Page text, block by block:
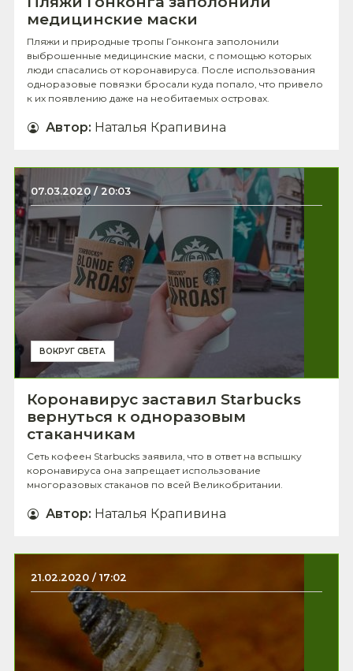
медицинские маски
Пляжи и природные тропы Гонконга заполонили
выброшенные медицинские маски, с помощью которых
люди спасались от коронавируса. После использования
одноразовые повязки бросали куда попало, что привело
к их появлению даже на необитаемых островах.
Автор: Наталья Крапивина
07.03.2020 / 20:03
ВОКРУГ СВЕТА
Коронавирус заставил Starbucks
вернуться к одноразовым
стаканчикам
Сеть кофеен Starbucks заявила, что в ответ на вспышку
коронавируса она запрещает использование
многоразовых стаканов по всей Великобритании.
Автор: Наталья Крапивина
21.02.2020 / 17:02